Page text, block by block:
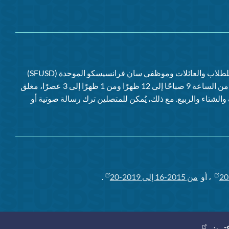
سان فرانسيسكو الموحدة (SFUSD) والعائلات وموظفي
(من الاثنين إلى الجمعة، من الساعة 9 صباحًا إلى 12 ظهرًا ومن 1 ظهرًا إلى 3 عصرًا، مغلق
والربيع. مع ذلك، يُمكن للمتصلين ترك رسالة صوتية أو
، أو من 2015-16 إلى 2019-20 .